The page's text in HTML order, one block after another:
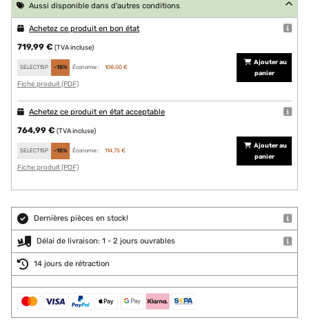
Aussi disponible dans d'autres conditions
Achetez ce produit en bon état
719,99 € (TVA incluse)
SELECT15P -15% Économie : 108,00 €
Fiche produit (PDF)
Ajouter au
panier
Achetez ce produit en état acceptable
764,99 € (TVA incluse)
SELECT15P -15% Économie : 114,75 €
Fiche produit (PDF)
Ajouter au
panier
Dernières pièces en stock!
Délai de livraison: 1 - 2 jours ouvrables
14 jours de rétraction